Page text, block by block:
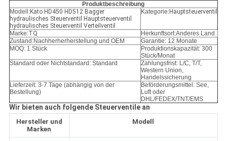
Produktbeschreibung
Modell:Kato HD450 HD512 Bagger
hydraulisches Steuerventil Hauptsteuerventil
hydraulisches Steuerventil Verteilventil
Kategorie:Hauptsteuerventil
Marke:TQ
Herkunftsort:Anderes Land
Zustand:Nachherherherstellung und OEM
Garantie: 12 Monate
MOQ: 1 Stück
Produktionskapazität: 300
Stück/Monat
Standard oder Nichtstandard: Standard
Zahlungsfrist: L/C, T/T,
Western Union,
Handelssicherung
Lieferzeit: 3-7 Tage (abhängig von der
Bestellung)
Beförderungsmittel: See,
Luft oder
DHL/FEDEX/TNT/EMS
Wir bieten auch folgende Steuerventile an
Hersteller und
Marken
Modell